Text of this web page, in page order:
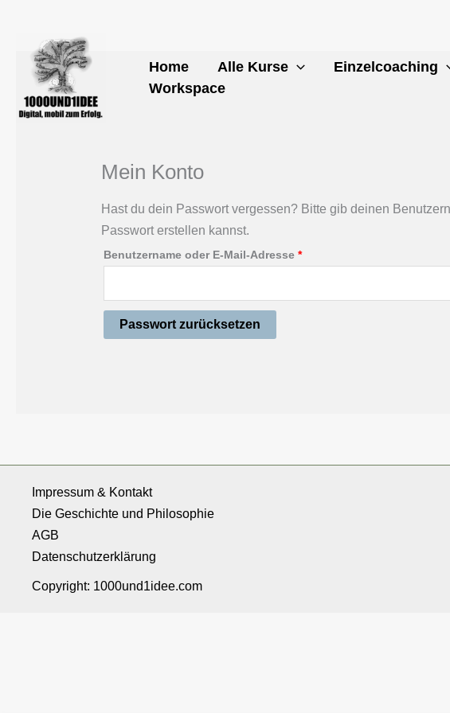
springen
Home Alle Kurse Einzelcoaching
Workspace
Mein Konto
Hast du dein Passwort vergessen? Bitte gib deinen
Passwort erstellen kannst.
Benutzername oder E-Mail-Adresse *
Passwort zurücksetzen
Impressum & Kontakt
Die Geschichte und Philosophie
AGB
Datenschutzerklärung
Copyright: 1000und1idee.com